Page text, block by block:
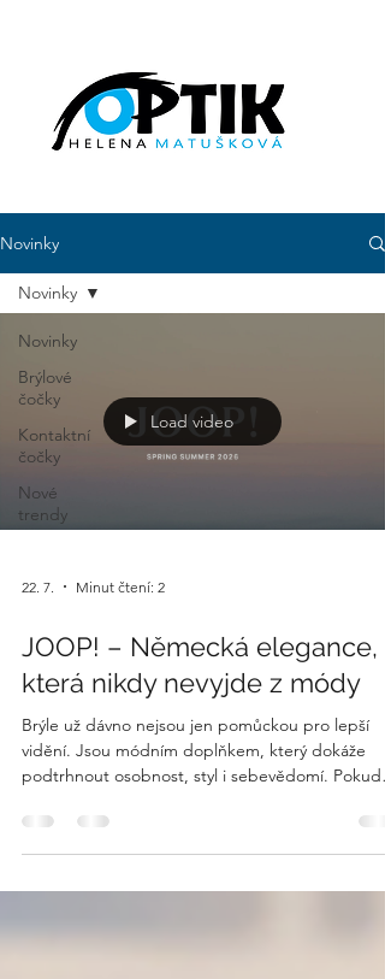
Novinky
Novinky
Brýlové
čočky
Kontaktní
čočky
Nové
trendy
Novinky
Load video
22. 7. Minut čtení: 2
JOOP! – Německá elegance,
která nikdy nevyjde z módy
Brýle už dávno nejsou jen pomůckou pro lepší
vidění. Jsou módním doplňkem, který dokáže
podtrhnout osobnost, styl i sebevědomí. Pokud
kvality a německé preciznosti, značka JOOP!
mezi ty, které by rozhodně neměly uniknout vaší